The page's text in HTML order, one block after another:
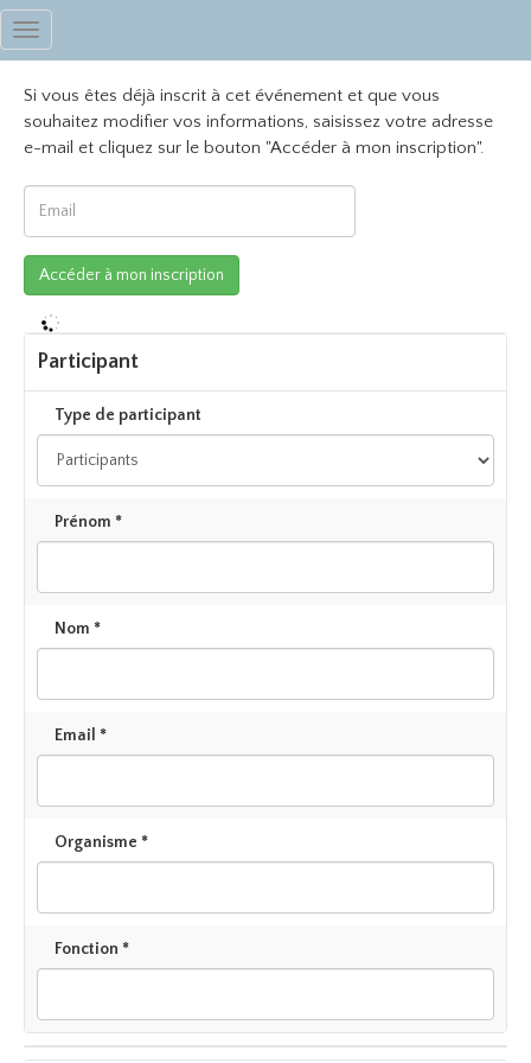
Toggle
navigation
Si vous êtes déjà inscrit à cet événement et que vous
souhaitez modifier vos informations, saisissez votre adresse
e-mail et cliquez sur le bouton "Accéder à mon inscription".
Participant
Type de participant
Prénom *
Nom *
Email *
Organisme *
Fonction *